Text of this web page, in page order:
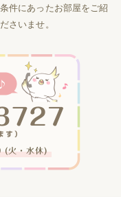
件にあったお部屋をご紹
さいませ。
火・水休)